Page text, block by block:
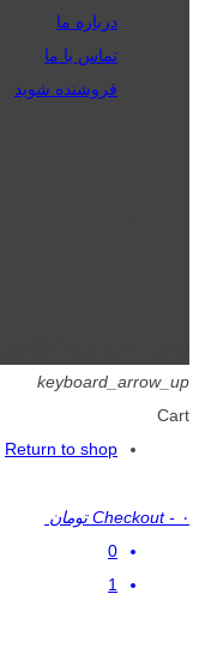
درباره ما
تماس با ما
فروشنده شوید
keyboard_arrow_up
Cart
Return to shop
Checkout - ۰ تومان
0
1